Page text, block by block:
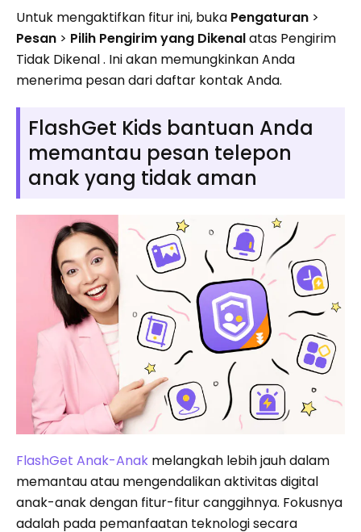
Untuk mengaktifkan fitur ini, buka Pengaturan >
Pesan > Pilih Pengirim yang Dikenalatas Pengirim
Tidak Dikenal . Ini akan memungkinkan Anda
menerima pesan dari daftar kontak Anda.
FlashGet Kids bantuan Anda
memantau pesan telepon
anak yang tidak aman
FlashGet Anak-Anak melangkah lebih jauh dalam
memantau atau mengendalikan aktivitas digital
anak-anak dengan fitur-fitur canggihnya. Fokusnya
adalah pada pemanfaatan teknologi secara